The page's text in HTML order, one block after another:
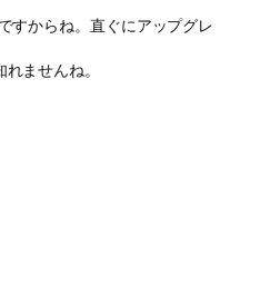
すからね。直ぐにアップグレ
ませんね。